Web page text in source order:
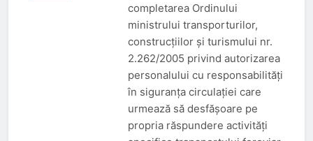
completarea Ordinului
ministrului transporturilor,
construcțiilor și turismului nr.
2.262/2005 privind autorizarea
personalului cu responsabilități
în siguranța circulației care
urmează să desfășoare pe
propria răspundere activități